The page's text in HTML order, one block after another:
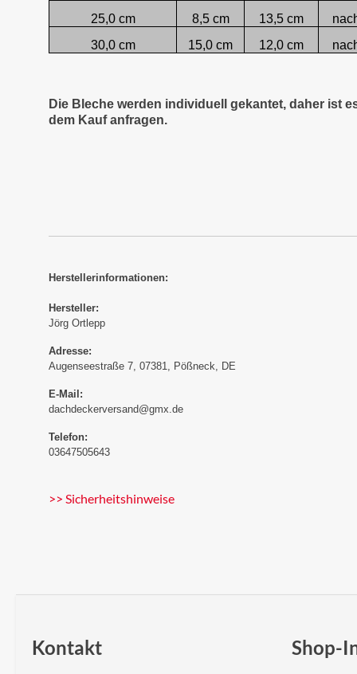
25,0 cm
8,5 cm 13,5 cm
30,0 cm
15,0 cm 12,0 cm
Die Bleche werden individuell gekantet, daher ist
dem Kauf anfragen.
Herstellerinformationen:
Hersteller:
Jörg Ortlepp
Adresse:
Augenseestraße 7, 07381, Pößneck, DE
E-Mail:
dachdeckerversand@gmx.de
Telefon:
03647505643
>> Sicherheitshinweise
Kontakt Shop-